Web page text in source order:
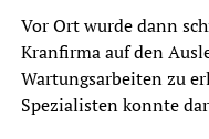
Vor Ort wurde dann
Kranfirma auf den
Wartungsarbeiten zu
Spezialisten konnte